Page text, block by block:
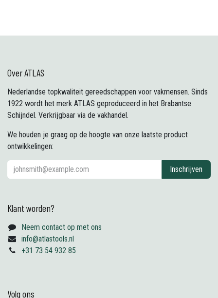
Over ATLAS
Nederlandse topkwaliteit gereedschappen voor vakmensen. Sinds
1922 wordt het merk ATLAS geproduceerd in het Brabantse
Schijndel. Verkrijgbaar via de vakhandel.
We houden je graag op de hoogte van onze laatste product
ontwikkelingen:
Inschrijven
Klant worden?
Neem contact op met ons
info@atlastools.nl
+31 73 54 932 85
Volg ons